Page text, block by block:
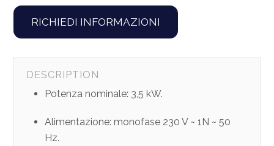
RICHIEDI INFORMAZIONI
DESCRIPTION
Potenza nominale: 3,5 kW.
Alimentazione: monofase 230 V ~ 1N ~ 50
Hz.